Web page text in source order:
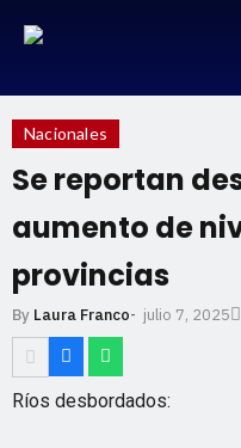
Nacionales
Se reportan
aumento de
provincias
By Laura Franco- julio 7, 2025
Ríos desbordados: